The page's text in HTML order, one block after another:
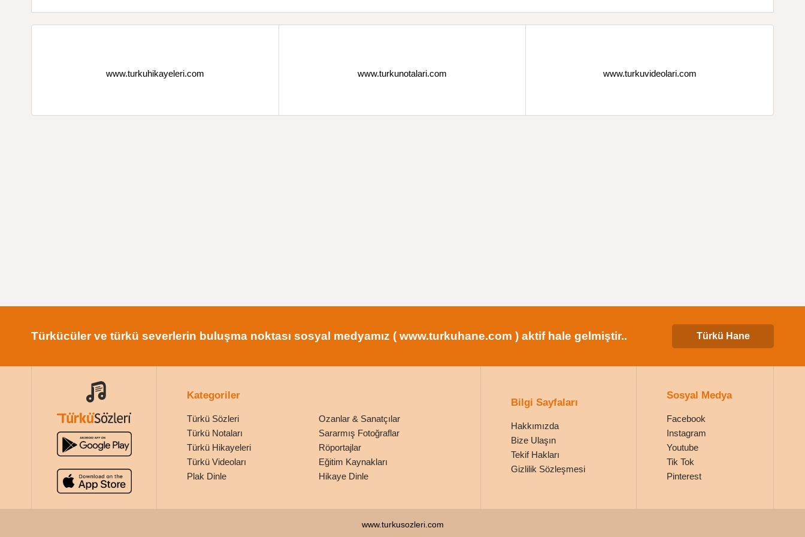
www.turkuhikayeleri.com www.turkunotalari.com www.turkuvideolari.com
Türkücüler ve türkü severlerin buluşma noktası sosyal medyamız ( www.turkuhane.com ) aktif hale gelmiştir.. Türkü Hane
Kategoriler
Türkü Sözleri
Ozanlar & Sanatçılar
Türkü Notaları
Sararmış Fotoğraflar
Türkü Hikayeleri
Röportajlar
Türkü Videoları
Eğitim Kaynakları
Plak Dinle
Hikaye Dinle
Bilgi Sayfaları
Hakkımızda
Bize Ulaşın
Tekif Hakları
Gizlilik Sözleşmesi
Sosyal Medya
Facebook
Instagram
Youtube
Tik Tok
Pinterest
www.turkusozleri.com